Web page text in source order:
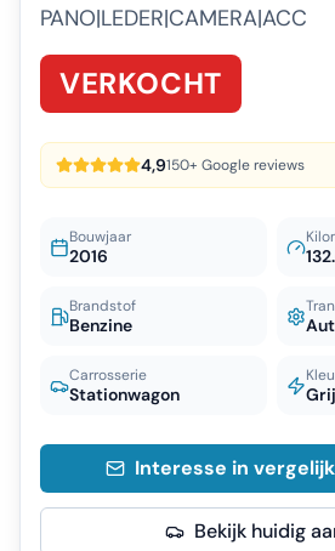
PANO|LEDER|CAMERA|ACC
VERKOCHT
4,9150+ Google reviews
Bouwjaar
2016
Brandstof
Benzine
Carrosserie
Stationwagon
Interesse in
Bekijk huidig